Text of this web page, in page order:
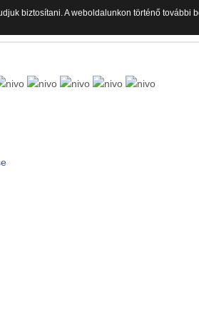
biztosítani. A weboldalunkon történő további